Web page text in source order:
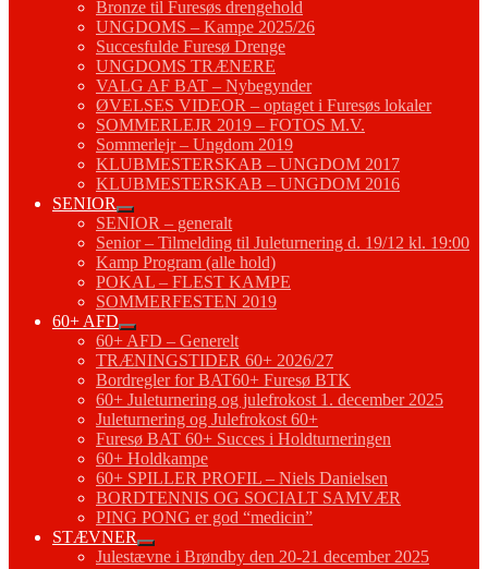
Bronze til Furesøs drengehold
UNGDOMS – Kampe 2025/26
Succesfulde Furesø Drenge
UNGDOMS TRÆNERE
VALG AF BAT – Nybegynder
ØVELSES VIDEOR – optaget i Furesøs lokaler
SOMMERLEJR 2019 – FOTOS M.V.
Sommerlejr – Ungdom 2019
KLUBMESTERSKAB – UNGDOM 2017
KLUBMESTERSKAB – UNGDOM 2016
SENIOR
SENIOR – generalt
Senior – Tilmelding til Juleturnering d. 19/12 kl. 19:00
Kamp Program (alle hold)
POKAL – FLEST KAMPE
SOMMERFESTEN 2019
60+ AFD
60+ AFD – Generelt
TRÆNINGSTIDER 60+ 2026/27
Bordregler for BAT60+ Furesø BTK
60+ Juleturnering og julefrokost 1. december 2025
Juleturnering og Julefrokost 60+
Furesø BAT 60+ Succes i Holdturneringen
60+ Holdkampe
60+ SPILLER PROFIL – Niels Danielsen
BORDTENNIS OG SOCIALT SAMVÆR
PING PONG er god “medicin”
STÆVNER
Julestævne i Brøndby den 20-21 december 2025